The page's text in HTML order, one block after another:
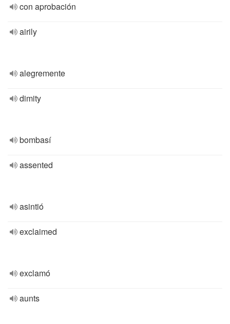
con aprobación
airily
alegremente
dimity
bombasí
assented
asintió
exclaimed
exclamó
aunts